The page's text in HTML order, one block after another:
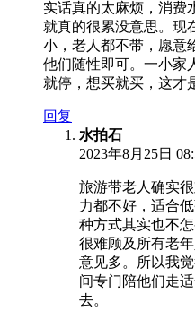
实话真的太麻烦，消费
就真的很累没意思。现
小，老人都不带，愿意
他们随性即可。一小家
就停，想买就买，这才
回复
水拍石
2023年8月25日
旅游带老人确实
力都不好，适合
种方式其实也不
很难顾及所有老
意见多。所以我
间专门陪他们走
去。